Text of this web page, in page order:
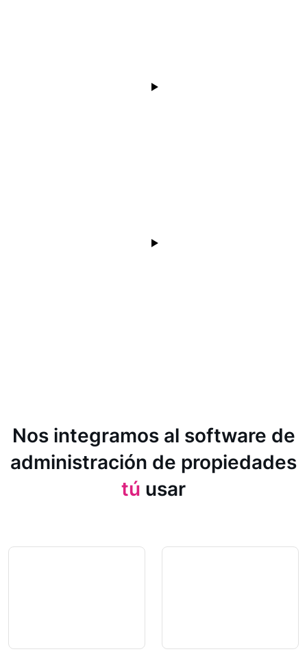
Nos integramos al software de
administración de propiedades
tú usar